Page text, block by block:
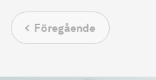
Föregående